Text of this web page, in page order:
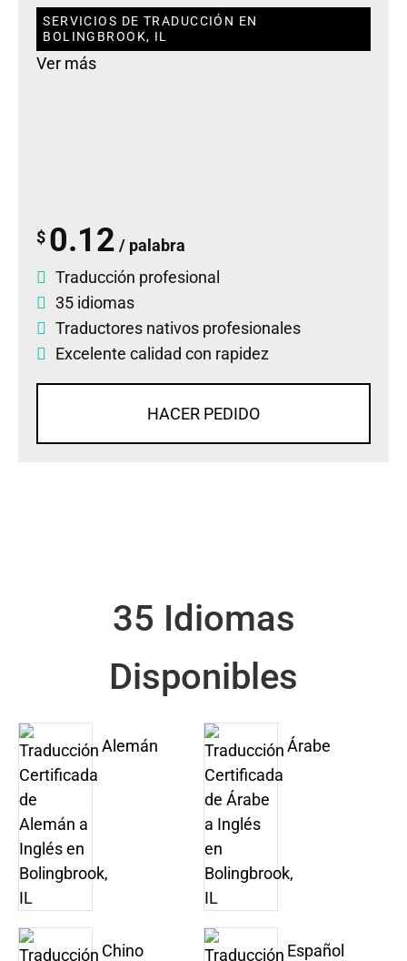
SERVICIOS DE TRADUCCIÓN EN
BOLINGBROOK, IL
Ver más
$ 0.12 / palabra
Traducción profesional
35 idiomas
Traductores nativos profesionales
Excelente calidad con rapidez
HACER PEDIDO
35 Idiomas
Disponibles
Alemán Árabe
Chino Español